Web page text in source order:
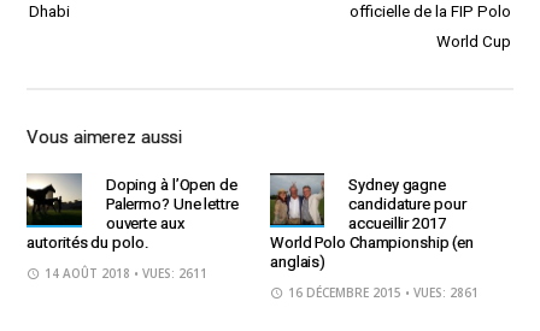
Dhabi
officielle de la FIP Polo
World Cup
Vous aimerez aussi
Doping à l’Open de
Palermo? Une lettre
ouverte aux
autorités du polo.
14 AOÛT 2018 • VUES: 2611
Sydney gagne
candidature pour
accueillir 2017
World Polo Championship (en
anglais)
16 DÉCEMBRE 2015 • VUES: 2861